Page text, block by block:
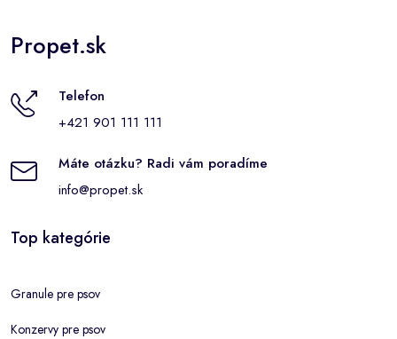
Propet.sk
Telefon
+421 901 111 111
Máte otázku? Radi vám poradíme
info@propet.sk
Top kategórie
Granule pre psov
Konzervy pre psov